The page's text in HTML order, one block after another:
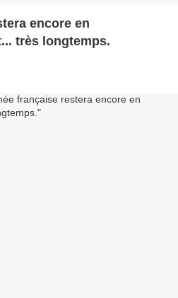
encore en
très longtemps.